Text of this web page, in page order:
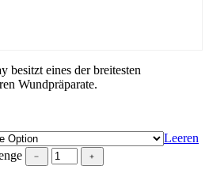
eines der breitesten
Wundpräparate.
Leeren
﹣
﹢